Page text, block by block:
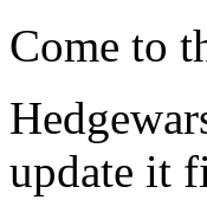
Come to
update it